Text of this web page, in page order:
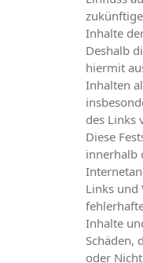
Inhalte
Deshalb
hiermit
Inhalten
des Links
Diese
innerhalb
Links und
Inhalte
Schäden,
oder